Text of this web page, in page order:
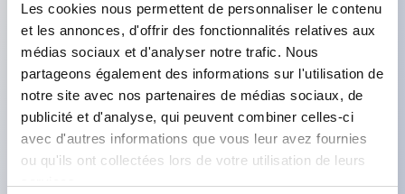
Les cookies nous permettent de personnaliser le contenu
et les annonces, d'offrir des fonctionnalités relatives aux
médias sociaux et d'analyser notre trafic. Nous
partageons également des informations sur l'utilisation de
notre site avec nos partenaires de médias sociaux, de
publicité et d'analyse, qui peuvent combiner celles-ci
avec d'autres informations que vous leur avez fournies
ou qu'ils ont collectées lors de votre utilisation de leurs
contact à 11 étages), 59,9 mm (*bloc de contact à
22 étages). Conception peu encombrante
possible.
Structure de sécurité de 3e génération :
déclenchement à 2 actions, garde intégrée,
structure de protection des doigts IP20.